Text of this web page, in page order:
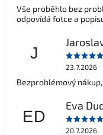
Vše proběhlo bez
odpovídá fotce a
J
23.7.2026
Bezproblémový
ED
Eva
20.7.2026